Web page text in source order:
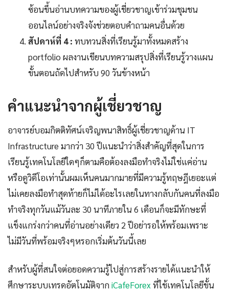
ซ้อนขึ้นอ่านบทความของผู้เชี่ยวชาญเข้าร่วมชุมชน
ออนไลน์อย่างจริงจังช่วยตอบคำถามคนอื่นด้วย
สัปดาห์ที่ 4 : ทบทวนสิ่งที่เรียนรู้มาทั้งหมดสร้าง
portfolio ผลงานเขียนบทความสรุปสิ่งที่เรียนรู้วางแผน
ขั้นตอนถัดไปสำหรับ 90 วันข้างหน้า
คำแนะนำจากผู้เชี่ยวชาญ
อาจารย์บอมกิตติทัศน์เจริญพนาสิทธิ์ผู้เชี่ยวชาญด้าน IT
Infrastructure มากว่า 30 ปีแนะนำว่าสิ่งสำคัญที่สุดในการ
เรียนรู้เทคโนโลยีใดๆก็ตามคือต้องลงมือทำจริงไม่ใช่แค่อ่าน
หรือดูวิดีโอเท่านั้นผมเห็นคนมากมายที่มีความรู้ทฤษฎีเยอะแต่
ไม่เคยลงมือทำสุดท้ายก็ไม่ได้อะไรเลยในทางกลับกันคนที่ลงมือ
ทำจริงทุกวันแม้วันละ 30 นาทีภายใน 6 เดือนก็จะมีทักษะที่
แข็งแกร่งกว่าคนที่อ่านอย่างเดียว 2 ปีอย่ารอให้พร้อมเพราะ
ไม่มีวันที่พร้อมจริงๆหรอกเริ่มต้นวันนี้เลย
สำหรับผู้ที่สนใจต่อยอดความรู้ไปสู่การสร้างรายได้แนะนำให้
ศึกษาระบบเทรดอัตโนมัติจากiCafeForex ที่ใช้เทคโนโลยีขั้น